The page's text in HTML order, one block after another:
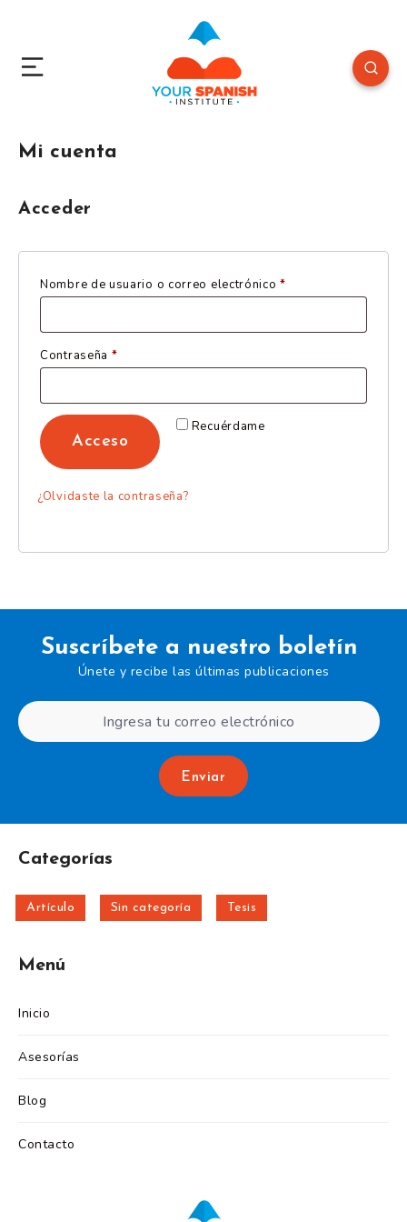
Mi cuenta
Acceder
Nombre de usuario o correo electrónico*
Contraseña *Obligatorio
Recuérdame
Acceso
¿Olvidaste la contraseña?
Suscríbete a nuestro boletín
Únete y recibe las últimas publicaciones
Enviar
Categorías
Artículo Sin categoría Tesis
Menú
Inicio
Asesorías
Blog
Contacto